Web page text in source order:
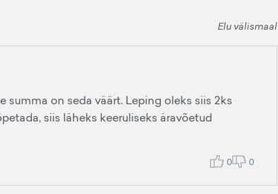
Elu välismaal
summa on seda väärt. Leping oleks siis 2ks
siis läheks keeruliseks äravõetud
0 0